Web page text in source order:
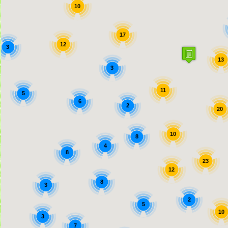
10
3
8
17
11
10
20
12
12
6
8
3
10
13
8
3
5
23
7
3
4
2
5
2